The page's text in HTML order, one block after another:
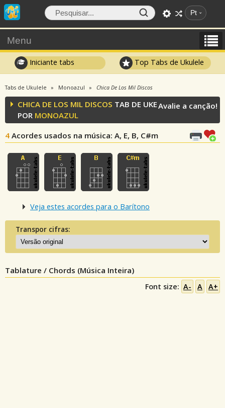
Pt
Menu
Iniciante tabs Top Tabs de Ukulele
Tabs de Ukulele Monoazul Chica De Los Mil Discos
CHICA DE LOS MIL DISCOS TAB DE UKE
POR MONOAZUL
4 Acordes usados na música: A, E, B, C#m
Avalie a canção!
Veja estes acordes para o Barítono
Transpor cifras:
Tablature / Chords (Música Inteira)
Font size: A- A A+